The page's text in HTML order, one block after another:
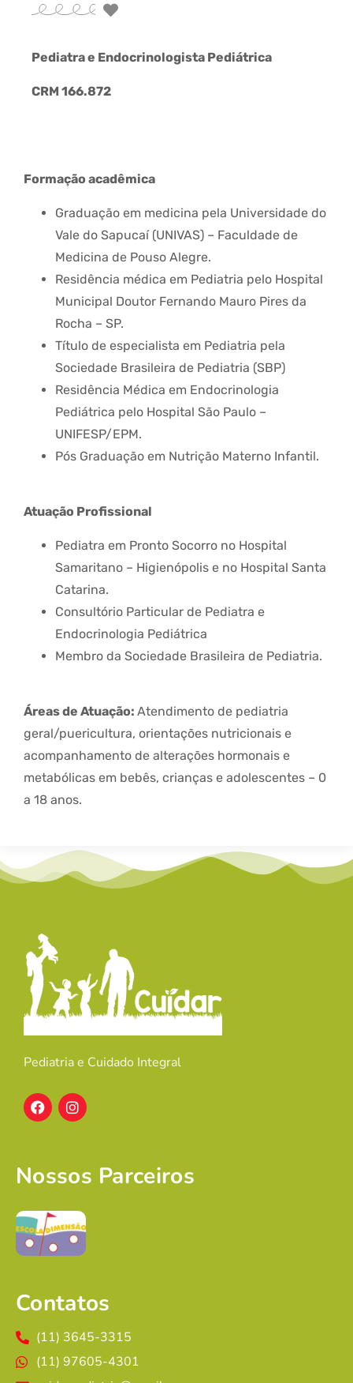
Pediatra e Endocrinologista Pediátrica
CRM 166.872
Formação acadêmica
Graduação em medicina pela Universidade do
Vale do Sapucaí (UNIVAS) – Faculdade de
Medicina de Pouso Alegre.
Residência médica em Pediatria pelo Hospital
Municipal Doutor Fernando Mauro Pires da
Rocha – SP.
Título de especialista em Pediatria pela
Sociedade Brasileira de Pediatria (SBP)
Residência Médica em Endocrinologia
Pediátrica pelo Hospital São Paulo –
UNIFESP/EPM.
Pós Graduação em Nutrição Materno Infantil.
Atuação Profissional
Pediatra em Pronto Socorro no Hospital
Samaritano – Higienópolis e no Hospital Santa
Catarina.
Consultório Particular de Pediatra e
Endocrinologia Pediátrica
Membro da Sociedade Brasileira de Pediatria.
Áreas de Atuação: Atendimento de pediatria
geral/puericultura, orientações nutricionais e
acompanhamento de alterações hormonais e
metabólicas em bebês, crianças e adolescentes – 0
a 18 anos.
Pediatria e Cuidado Integral
Nossos Parceiros
Contatos
(11) 3645-3315
(11) 97605-4301